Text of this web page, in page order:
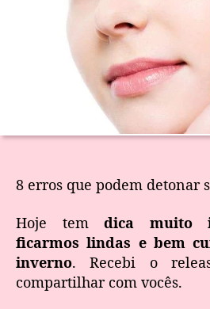
8 erros que podem detonar
Hoje temdica muito
ficarmos lindas e bem
inverno. Recebi o
compartilhar com vocês.